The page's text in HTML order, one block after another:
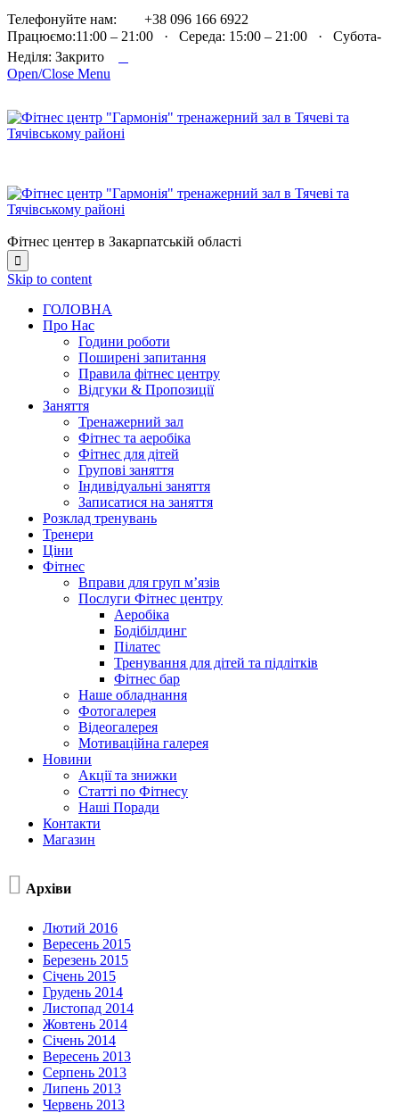
Телефонуйте нам:
+38 096 166 6922
Працюємо:11:00 – 21:00 · Середа: 15:00 – 21:00 · Субота-
Неділя: Закрито
Open/Close Menu
Фітнес центер в Закарпатській області

Skip to content
ГОЛОВНА
Про Нас
Години роботи
Поширені запитання
Правила фітнес центру
Відгуки & Пропозиції
Заняття
Тренажерний зал
Фітнес та аеробіка
Фітнес для дітей
Групові заняття
Індивідуальні заняття
Записатися на заняття
Розклад тренувань
Тренери
Ціни
Фітнес
Вправи для груп м’язів
Послуги Фітнес центру
Аеробіка
Бодібілдинг
Пілатес
Тренування для дітей та підлітків
Фітнес бар
Наше обладнання
Фотогалерея
Відеогалерея
Мотиваційна галерея
Новини
Акції та знижки
Статті по Фітнесу
Наші Поради
Контакти
Магазин
 Архіви
Лютий 2016
Вересень 2015
Березень 2015
Січень 2015
Грудень 2014
Листопад 2014
Жовтень 2014
Січень 2014
Вересень 2013
Серпень 2013
Липень 2013
Червень 2013